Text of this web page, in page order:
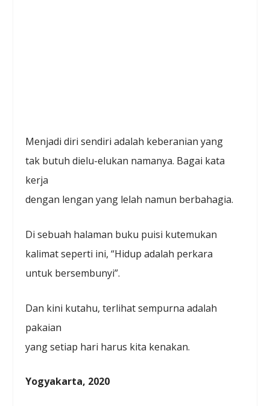
Menjadi diri sendiri adalah keberanian yang
tak butuh dielu-elukan namanya. Bagai kata
kerja
dengan lengan yang lelah namun berbahagia.
Di sebuah halaman buku puisi kutemukan
kalimat seperti ini, “Hidup adalah perkara
untuk bersembunyi”.
Dan kini kutahu, terlihat sempurna adalah
pakaian
yang setiap hari harus kita kenakan.
Yogyakarta, 2020